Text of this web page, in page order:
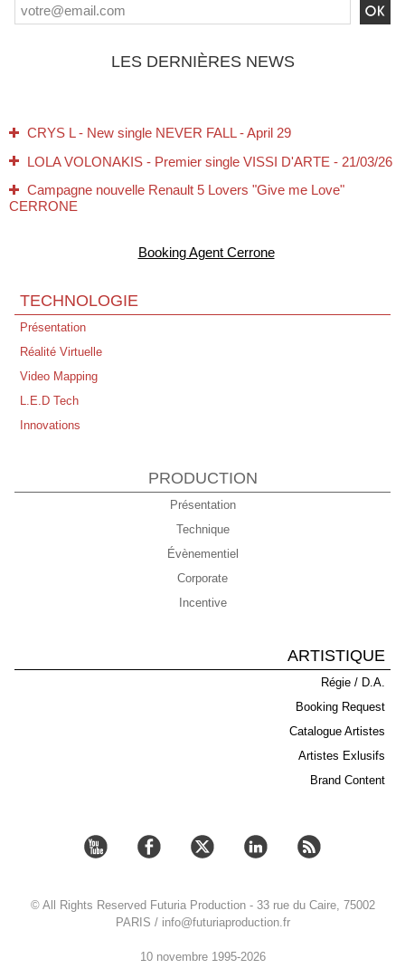
LES DERNIÈRES NEWS
CRYS L - New single NEVER FALL - April 29
LOLA VOLONAKIS - Premier single VISSI D'ARTE - 21/03/26
Campagne nouvelle Renault 5 Lovers "Give me Love"
CERRONE
Jamiroquai/Cerrone - 02 Arena London - 15/12/25
10 novembre 1995 → 10 novembre 2025 Futuria Production à
30 Ans !
Expo Entre Rave et Réalité - Bibliothèque Nationale de LYON
Disco Symphonique de Marc Cerrone - Philharmonie de Paris
Concert "Live Peace" Annecy Dimanche 21 Septembre
Booking Agent Cerrone
TECHNOLOGIE
Présentation
Réalité Virtuelle
Video Mapping
L.E.D Tech
Innovations
PRODUCTION
Présentation
Technique
Évènementiel
Corporate
Incentive
ARTISTIQUE
Régie / D.A.
Booking Request
Catalogue Artistes
Artistes Exlusifs
Brand Content
© All Rights Reserved Futuria Production - 33 rue du Caire, 75002
PARIS / info@futuriaproduction.fr
10 novembre 1995-2026